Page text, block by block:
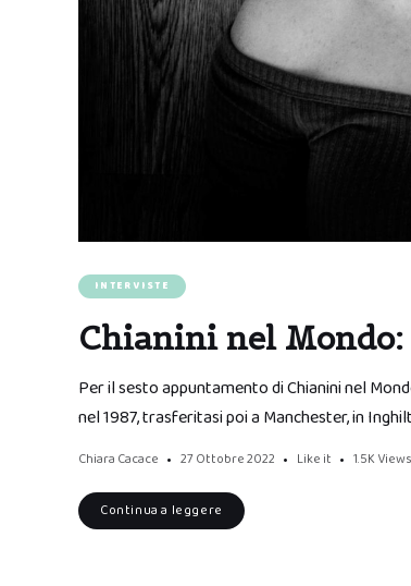
INTERVISTE
Chianini nel
Per il sesto appuntamento di Chianini nel
nel 1987, trasferitasi poi a Manchester, in
Chiara Cacace 27 Ottobre 2022 Like it 1.5K Views
Continua a leggere